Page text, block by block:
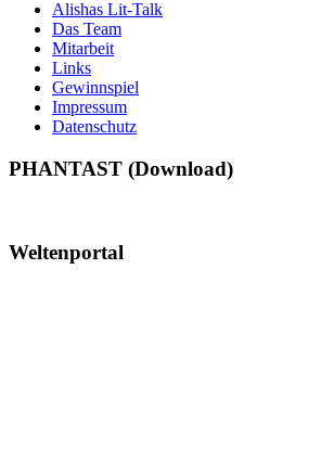
Alishas Lit-Talk
Das Team
Mitarbeit
Links
Gewinnspiel
Impressum
Datenschutz
PHANTAST (Download)
Weltenportal